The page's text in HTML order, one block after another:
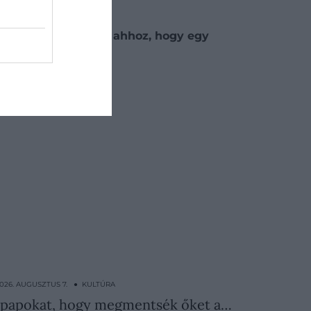
komoly témák ahhoz, hogy egy
AUGUSZTUS 7. ● KULTÚRA
hogy megmentsék őket a…